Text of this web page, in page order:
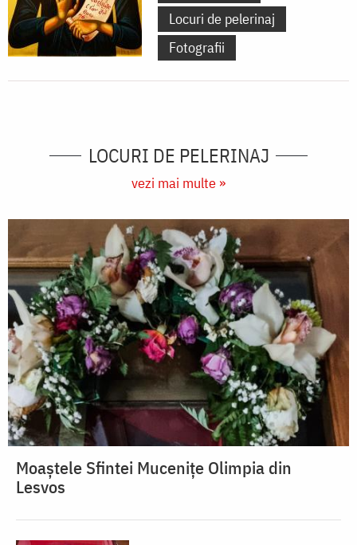
Locuri de pelerinaj
Fotografii
LOCURI DE PELERINAJ
vezi mai multe »
Moaștele Sfintei Mucenițe Olimpia din
Lesvos